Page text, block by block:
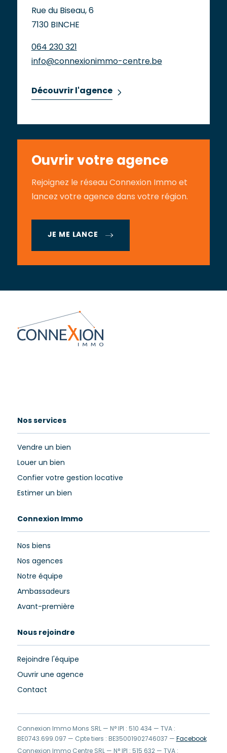
Rue du Biseau, 6
7130 BINCHE
064 230 321
info@connexionimmo-centre.be
Découvrir l'agence
Ouvrir votre agence
Rejoignez le réseau Connexion Immo et
lancez votre agence dans votre région.
JE ME LANCE
Nos services
Vendre un bien
Louer un bien
Confier votre gestion locative
Estimer un bien
Connexion Immo
Nos biens
Nos agences
Notre équipe
Ambassadeurs
Avant-première
Nous rejoindre
Rejoindre l'équipe
Ouvrir une agence
Contact
Connexion Immo Mons SRL — N° IPI : 510 434 — TVA :
BE0743.699.097 — Cpte tiers : BE35001902746037 — Facebook
Connexion Immo Centre SRL — N° IPI : 515 632 — TVA :